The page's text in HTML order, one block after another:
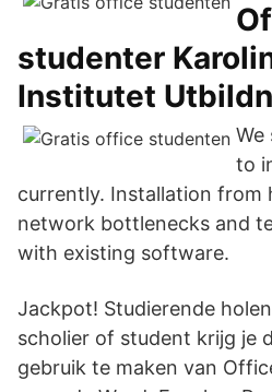
studenter
Institutet
We
to
currently. Installation from
network bottlenecks and
with existing software.
Jackpot! Studierende
scholier of student krijg je
gebruik te maken van